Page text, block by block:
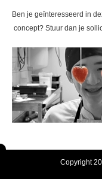
Ben je geïnteresseerd in
concept? Stuur dan je
Copyright